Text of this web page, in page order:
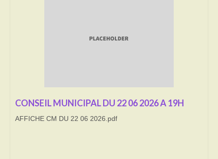
LE BRULAGE DES VEGETAUX
DECHETS VERTS
CONSEIL MUNICIPAL DU 22 06 2026 A 19H
AFFICHE CM DU 22 06 2026.pdf